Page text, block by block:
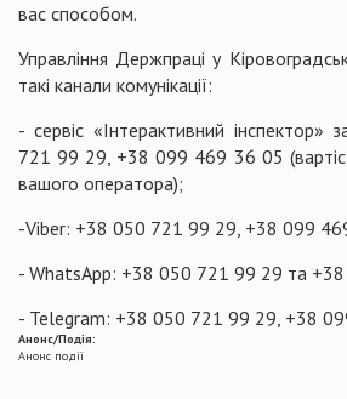
вас способом.
Управління Держпраці у
такі канали комунікації:
- сервіс «Інтерактивний
721 99 29, +38 099 469 36 05
вашого оператора);
-Viber: +38 050 721 99 29, +38 099
- WhatsApp: +38 050 721 99 29 та
- Telegram: +38 050 721 99 29, +38
Анонс/Подія:
Анонс події